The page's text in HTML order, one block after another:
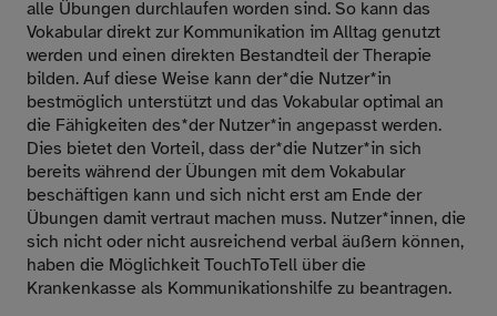
alle Übungen durchlaufen worden sind. So kann das
Vokabular direkt zur Kommunikation im Alltag genutzt
werden und einen direkten Bestandteil der Therapie
bilden. Auf diese Weise kann der*die Nutzer*in
bestmöglich unterstützt und das Vokabular optimal an
die Fähigkeiten des*der Nutzer*in angepasst werden.
Dies bietet den Vorteil, dass der*die Nutzer*in sich
bereits während der Übungen mit dem Vokabular
beschäftigen kann und sich nicht erst am Ende der
Übungen damit vertraut machen muss. Nutzer*innen, die
sich nicht oder nicht ausreichend verbal äußern können,
haben die Möglichkeit TouchToTell über die
Krankenkasse als Kommunikationshilfe zu beantragen.